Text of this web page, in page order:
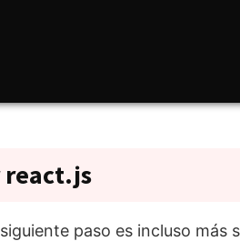
react.js
paso es incluso más